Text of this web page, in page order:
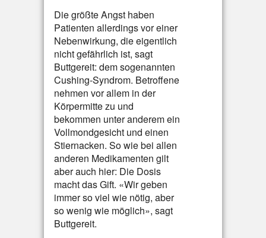
Die größte Angst haben
Patienten allerdings vor einer
Nebenwirkung, die eigentlich
nicht gefährlich ist, sagt
Buttgereit: dem sogenannten
Cushing-Syndrom. Betroffene
nehmen vor allem in der
Körpermitte zu und
bekommen unter anderem ein
Vollmondgesicht und einen
Stiernacken. So wie bei allen
anderen Medikamenten gilt
aber auch hier: Die Dosis
macht das Gift. «Wir geben
immer so viel wie nötig, aber
so wenig wie möglich», sagt
Buttgereit.